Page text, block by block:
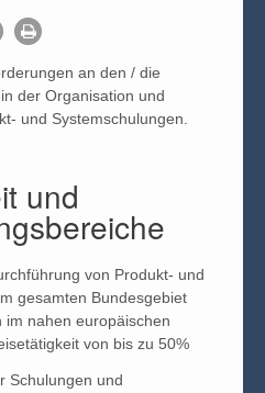
an den / die
der Organisation und
und Systemschulungen.
und
von Produkt- und
gesamten Bundesgebiet
im nahen europäischen
von bis zu 50%
Schulungen und